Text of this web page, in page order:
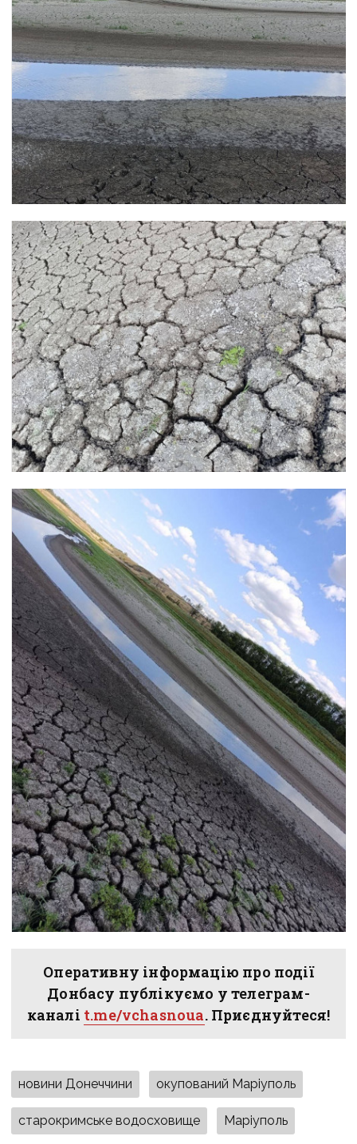
Оперативну інформацію про події
Донбасу публікуємо у телеграм-
каналі t.me/vchasnoua. Приєднуйтеся!
новини Донеччини окупований Маріуполь
старокримське водосховище Маріуполь